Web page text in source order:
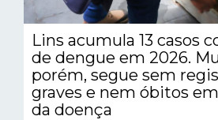
Lins acumula 13 casos
de dengue em 2026.
porém, segue sem
graves e nem óbitos
da doença